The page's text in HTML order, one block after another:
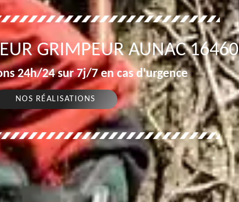
GRIMPEUR AUNAC 16460
24h/24 sur 7j/7 en cas d'urgence
NOS RÉALISATIONS